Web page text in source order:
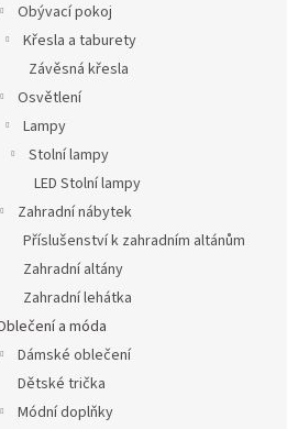
Obývací pokoj
Křesla a taburety
Závěsná křesla
Osvětlení
Lampy
Stolní lampy
LED Stolní lampy
Zahradní nábytek
Příslušenství k zahradním altánům
Zahradní altány
Zahradní lehátka
a móda
Dámské oblečení
Dětské trička
Módní doplňky